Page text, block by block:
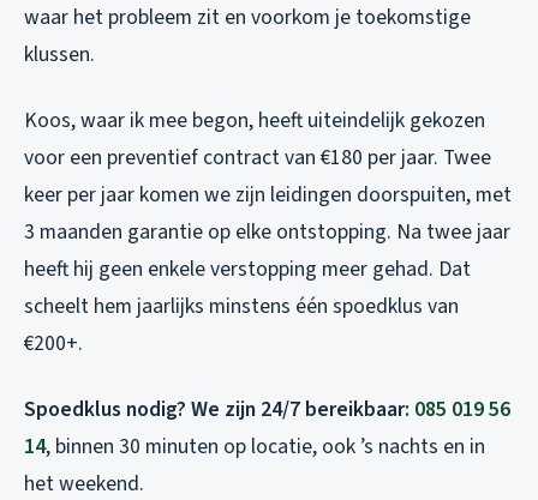
waar het probleem zit en voorkom je toekomstige
klussen.
Koos, waar ik mee begon, heeft uiteindelijk gekozen
voor een preventief contract van €180 per jaar. Twee
keer per jaar komen we zijn leidingen doorspuiten, met
3 maanden garantie op elke ontstopping. Na twee jaar
heeft hij geen enkele verstopping meer gehad. Dat
scheelt hem jaarlijks minstens één spoedklus van
€200+.
Spoedklus nodig? We zijn 24/7 bereikbaar: 085 019 56
14, binnen 30 minuten op locatie, ook ’s nachts en in
het weekend.